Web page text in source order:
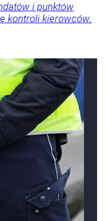
i punktów
kontroli kierowców.